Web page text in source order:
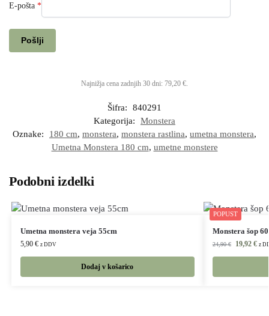
E-pošta *
Najnižja cena zadnjih 30 dni: 79,20 €.
Šifra:
840291
Kategorija:
Monstera
Oznake:
180 cm, monstera, monstera rastlina, umetna monstera,
Umetna Monstera 180 cm, umetne monstere
Podobni izdelki
Umetna monstera veja 55cm
5,90 € z DDV
Dodaj v košarico
POPUST
Monstera šop
24,90€ 19,92 € z